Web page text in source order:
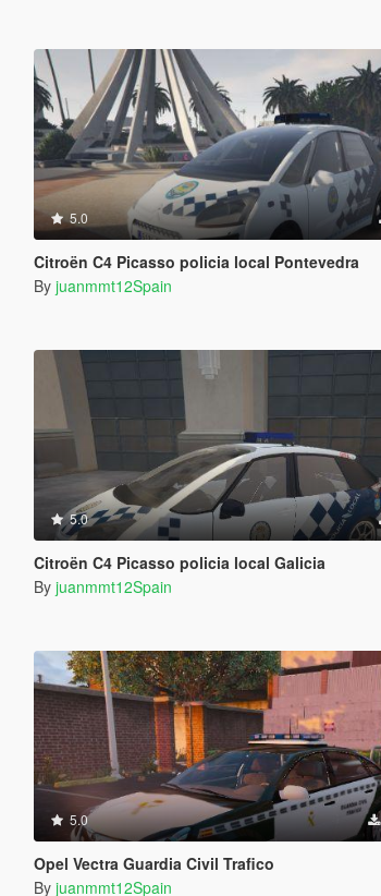
5.0
Citroën C4 Picasso policia local Pontevedra
By juanmmt12Spain
5.0
Citroën C4 Picasso policia local Galicia
By juanmmt12Spain
5.0
Opel Vectra Guardia Civil Trafico
By juanmmt12Spain